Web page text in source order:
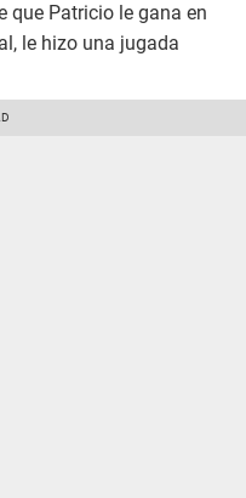
que Patricio le gana en
le hizo una jugada